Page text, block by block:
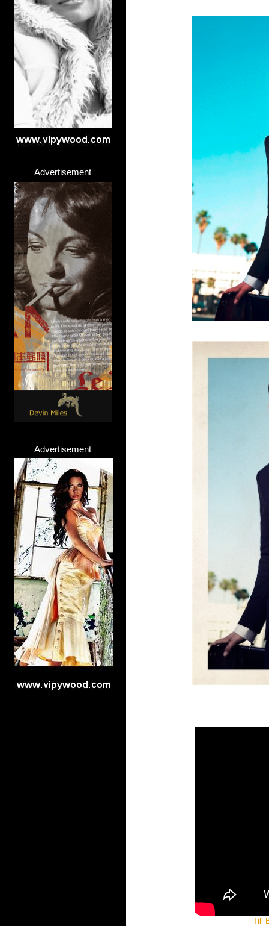
Advertisement
Advertisement
Till